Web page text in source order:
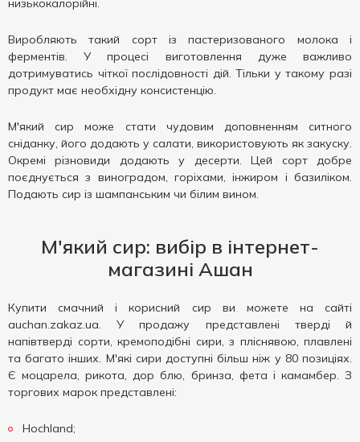
низькокалорійні.
Виробляють такий сорт із пастеризованого молока і
ферментів. У процесі виготовлення дуже важливо
дотримуватись чіткої послідовності дій. Тільки у такому разі
продукт має необхідну консистенцію.
М'який сир може стати чудовим доповненням ситного
сніданку, його додають у салати, використовують як закуску.
Окремі різновиди додають у десерти. Цей сорт добре
поєднується з виноградом, горіхами, інжиром і базиліком.
Подають сир із шампанським чи білим вином.
М'який сир: вибір в інтернет-
магазині Ашан
Купити смачний і корисний сир ви можете на сайті
auchan.zakaz.ua. У продажу представлені тверді й
напівтверді сорти, кремоподібні сири, з пліснявою, плавлені
та багато інших. М'які сири доступні більш ніж у 80 позиціях.
Є моцарела, рикота, дор блю, бринза, фета і камамбер. З
торгових марок представлені:
Hochland;